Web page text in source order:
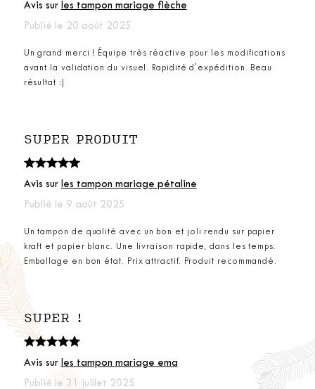
Avis sur les tampon mariage flèche
Publié le 20 août 2025
Un grand merci ! Équipe très réactive pour les modifications
avant la validation du visuel. Rapidité d'expédition. Beau
résultat :)
SUPER PRODUIT
Avis sur les tampon mariage pétaline
Publié le 9 août 2025
Un tampon de qualité avec un bon et joli rendu sur papier
kraft et papier blanc. Une livraison rapide, dans les temps.
Emballage en bon état. Prix attractif. Produit recommandé.
SUPER !
Avis sur les tampon mariage ema
Publié le 31 juillet 2025